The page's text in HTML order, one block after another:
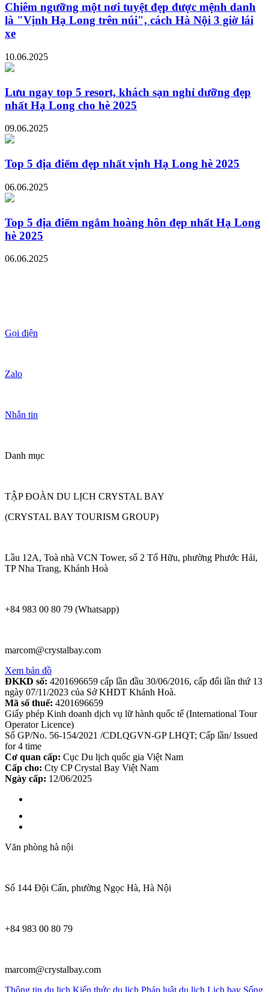
Chiêm ngưỡng một nơi tuyệt đẹp được mệnh danh
là "Vịnh Hạ Long trên núi", cách Hà Nội 3 giờ lái
xe
10.06.2025
Lưu ngay top 5 resort, khách sạn nghỉ dưỡng đẹp
nhất Hạ Long cho hè 2025
09.06.2025
Top 5 địa điểm đẹp nhất vịnh Hạ Long hè 2025
06.06.2025
Top 5 địa điểm ngắm hoàng hôn đẹp nhất Hạ Long
hè 2025
06.06.2025
Gọi điện
Zalo
Nhắn tin
Danh mục
TẬP ĐOÀN DU LỊCH CRYSTAL BAY
(CRYSTAL BAY TOURISM GROUP)
Lầu 12A, Toà nhà VCN Tower, số 2 Tố Hữu, phường Phước Hải,
TP Nha Trang, Khánh Hoà
+84 983 00 80 79 (Whatsapp)
marcom@crystalbay.com
Xem bản đồ
ĐKKD số: 4201696659 cấp lần đầu 30/06/2016, cấp đổi lần thứ 13
ngày 07/11/2023 của Sở KHDT Khánh Hoà.
Mã số thuế: 4201696659
Giấy phép Kinh doanh dịch vụ lữ hành quốc tế (International Tour
Operator Licence)
Số GP/No. 56-154/2021 /CDLQGVN-GP LHQT; Cấp lần/ Issued
for 4 time
Cơ quan cấp: Cục Du lịch quốc gia Việt Nam
Cấp cho: Cty CP Crystal Bay Việt Nam
Ngày cấp: 12/06/2025
Văn phòng hà nội
Số 144 Đội Cấn, phường Ngọc Hà, Hà Nội
+84 983 00 80 79
marcom@crystalbay.com